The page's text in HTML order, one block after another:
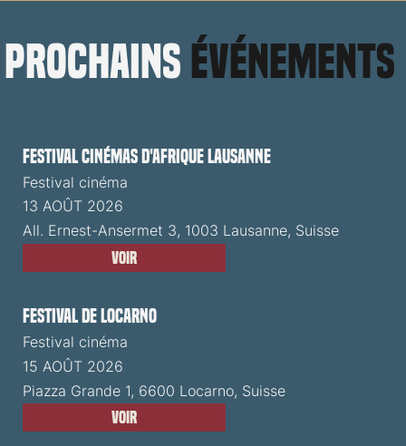
prochains événements
Festival cinémas d'Afrique Lausanne
Festival cinéma
13 AOÛT 2026
All. Ernest-Ansermet 3, 1003 Lausanne, Suisse
Voir
Festival de Locarno
Festival cinéma
15 AOÛT 2026
Piazza Grande 1, 6600 Locarno, Suisse
Voir